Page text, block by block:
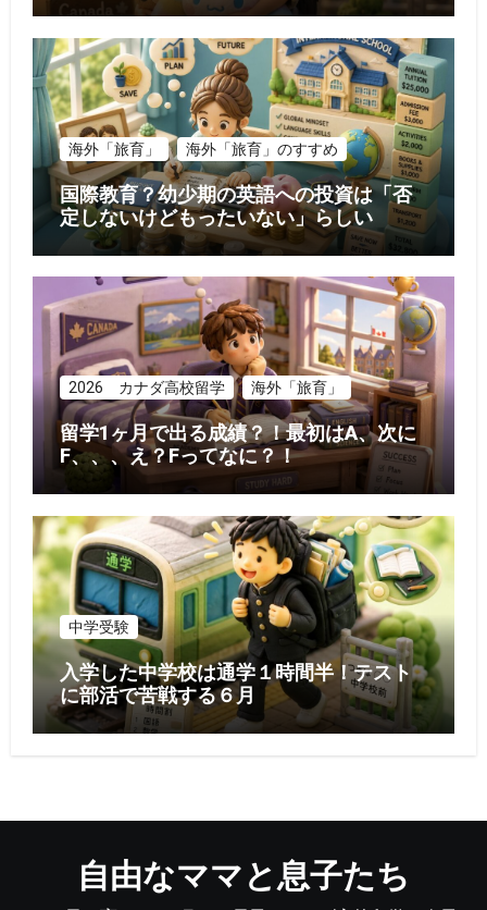
海外「旅育」 海外「旅育」のすすめ
国際教育？幼少期の英語への投資は「否
定しないけどもったいない」らしい
2026 カナダ高校留学 海外「旅育」
留学1ヶ月で出る成績？！最初はA、次に
F、、、え？Fってなに？！
中学受験
入学した中学校は通学１時間半！テスト
に部活で苦戦する６月
自由なママと息子たち